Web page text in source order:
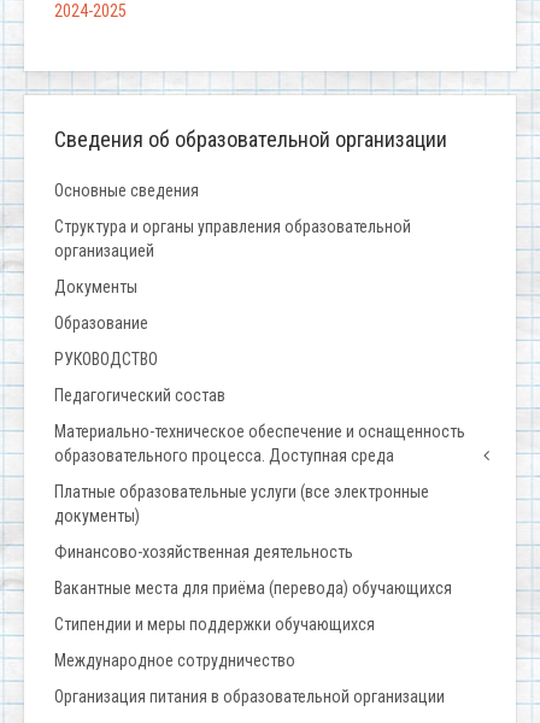
2024-2025
Сведения об образовательной организации
Основные сведения
Структура и органы управления образовательной
организацией
Документы
Образование
РУКОВОДСТВО
Педагогический состав
Материально-техническое обеспечение и оснащенность
образовательного процесса. Доступная среда
Платные образовательные услуги (все электронные
документы)
Финансово-хозяйственная деятельность
Вакантные места для приёма (перевода) обучающихся
Стипендии и меры поддержки обучающихся
Международное сотрудничество
Организация питания в образовательной организации